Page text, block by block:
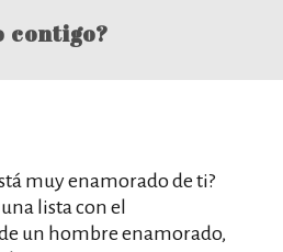
contigo?
muy enamorado de ti?
lista con el
un hombre enamorado,